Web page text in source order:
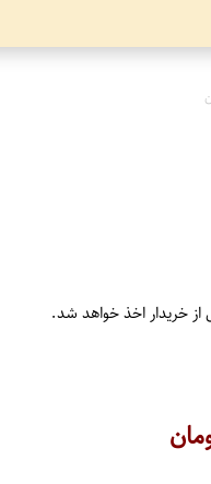
خریدار اخذ خواهد شد.